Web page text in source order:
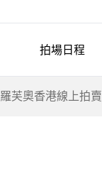
拍場日程
羅芙奧香港線上拍賣